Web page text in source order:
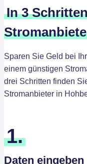
In 3
Sparen Sie Geld bei
einem günstigen
drei Schritten finden
Stromanbieter in
1.
Daten eingeben